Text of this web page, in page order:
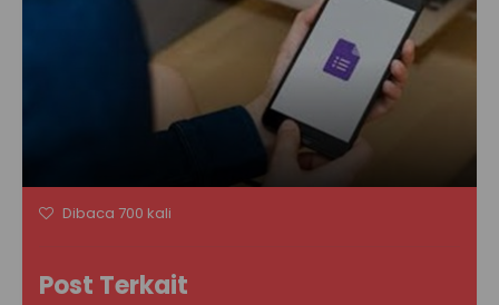
Dibaca 700 kali
Post Terkait